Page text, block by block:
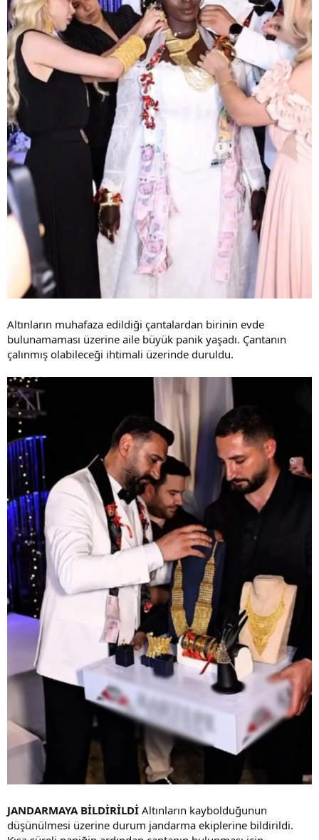
Altınların muhafaza edildiği çantalardan birinin evde
bulunamaması üzerine aile büyük panik yaşadı. Çantanın
çalınmış olabileceği ihtimali üzerinde duruldu.
JANDARMAYA BİLDİRİLDİ Altınların kaybolduğunun
düşünülmesi üzerine durum jandarma ekiplerine bildirildi.